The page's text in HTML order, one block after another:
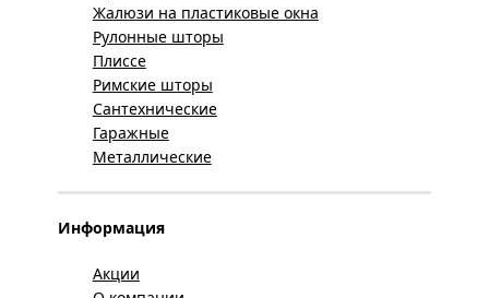
Жалюзи на пластиковые окна
Рулонные шторы
Плиссе
Римские шторы
Сантехнические
Гаражные
Металлические
Информация
Акции